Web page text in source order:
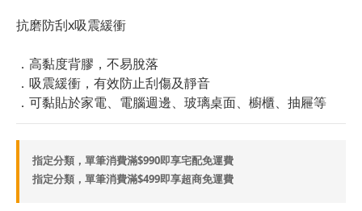
抗磨防刮x吸震緩衝
．高黏度背膠，不易脫落
．吸震緩衝，有效防止刮傷及靜音
．可黏貼於家電、電腦週邊、玻璃桌面、櫥櫃、抽屜等
指定分類，單筆消費滿$990即享宅配免運費
指定分類，單筆消費滿$499即享超商免運費